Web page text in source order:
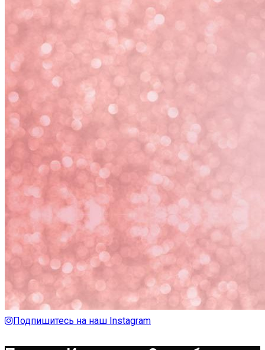
Подпишитесь на наш Instagram